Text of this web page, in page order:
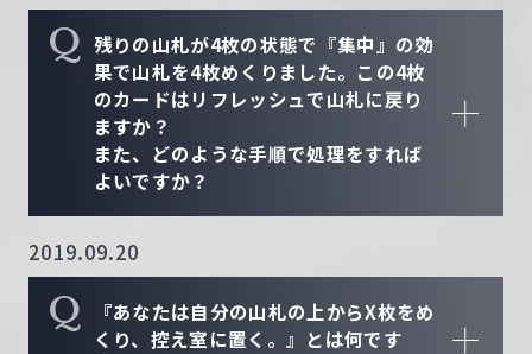
Q 残りの山札が4枚の状態で『集中』の効
果で山札を4枚めくりました。この4枚
のカードはリフレッシュで山札に戻り
ますか？
また、どのような手順で処理をすれば
よいですか？
2019.09.20
Q
『あなたは自分の山札の上からX枚をめ
くり、控え室に置く。』とは何です